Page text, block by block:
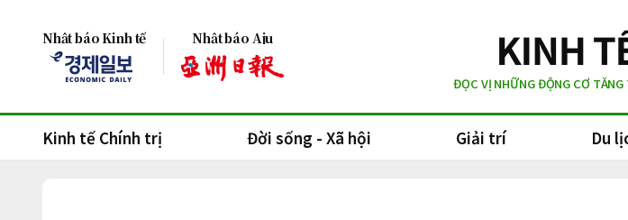
Nhật báo Kinh tế Nhật báo Aju
ĐỌC VỊ NHỮNG ĐỘNG CƠ
Kinh tế Chính trị Đời sống - Xã hội Giải trí Du